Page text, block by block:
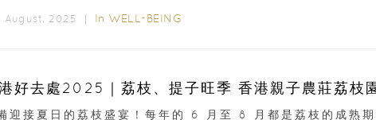
August, 2025 ｜ In WELL-BEING
好去處2025｜荔枝、提子旺季 香港親子農莊荔枝
迎接夏日的荔枝盛宴！每年的 6 月至 8 月都是荔枝的成熟期